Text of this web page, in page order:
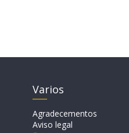
Varios
Agradecementos
Aviso legal